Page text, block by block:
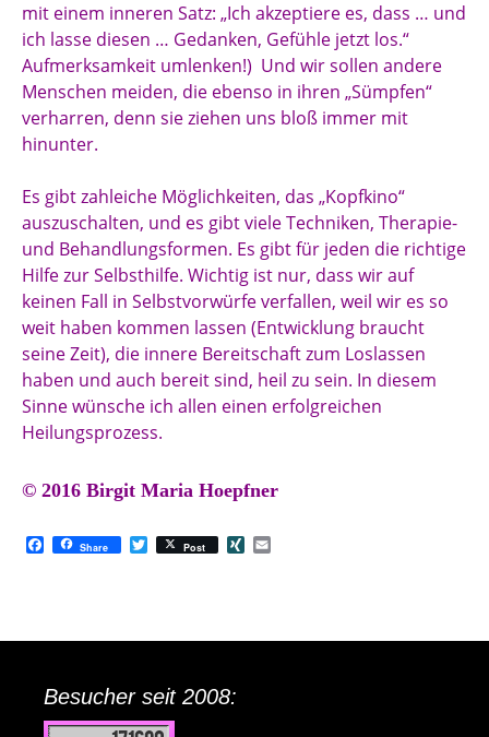
mit einem inneren Satz: „Ich akzeptiere es, dass … und
ich lasse diesen … Gedanken, Gefühle jetzt los.“
Aufmerksamkeit umlenken!) Und wir sollen andere
Menschen meiden, die ebenso in ihren „Sümpfen“
verharren, denn sie ziehen uns bloß immer mit
hinunter.
Es gibt zahleiche Möglichkeiten, das „Kopfkino“
auszuschalten, und es gibt viele Techniken, Therapie-
und Behandlungsformen. Es gibt für jeden die richtige
Hilfe zur Selbsthilfe. Wichtig ist nur, dass wir auf
keinen Fall in Selbstvorwürfe verfallen, weil wir es so
weit haben kommen lassen (Entwicklung braucht
seine Zeit), die innere Bereitschaft zum Loslassen
haben und auch bereit sind, heil zu sein. In diesem
Sinne wünsche ich allen einen erfolgreichen
Heilungsprozess.
© 2016 Birgit Maria Hoepfner
Share T Post X
Besucher seit 2008: